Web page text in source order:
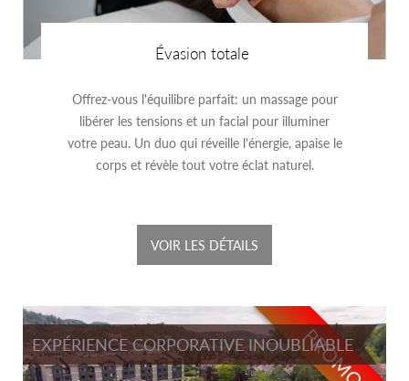
Évasion totale
Offrez-vous l'équilibre parfait: un massage pour
libérer les tensions et un facial pour illuminer
votre peau. Un duo qui réveille l'énergie, apaise le
corps et révèle tout votre éclat naturel.
VOIR LES DÉTAILS
PROMO
EXPÉRIENCE CORPORATIVE INOUBLIABLE